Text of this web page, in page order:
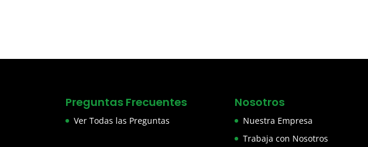
Preguntas Frecuentes
Ver Todas las Preguntas
Nosotros
Nuestra Empresa
Trabaja con Nosotros